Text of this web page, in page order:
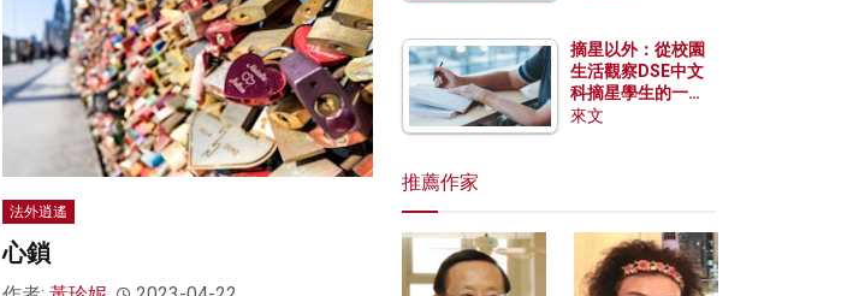
法外逍遙
心鎖
摘星以外：從校園
生活觀察DSE中文
科摘星學生的一點
特質
來文
推薦作家